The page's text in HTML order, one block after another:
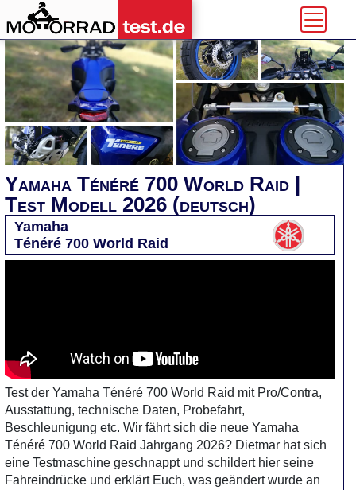
Yamaha Ténéré 700 World Raid |
Test Modell 2026 (deutsch)
Yamaha
Ténéré 700 World Raid
Test der Yamaha Ténéré 700 World Raid mit Pro/Contra,
Ausstattung, technische Daten, Probefahrt,
Beschleunigung etc. Wir fährt sich die neue Yamaha
Ténéré 700 World Raid Jahrgang 2026? Dietmar hat sich
eine Testmaschine geschnappt und schildert hier seine
Fahreindrücke und erklärt Euch, was geändert wurde an